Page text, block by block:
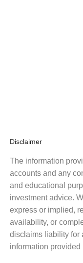
Disclaimer
The information
accounts and any
and educational
investment advice.
express or implied,
availability, or
disclaims liability for
information provided